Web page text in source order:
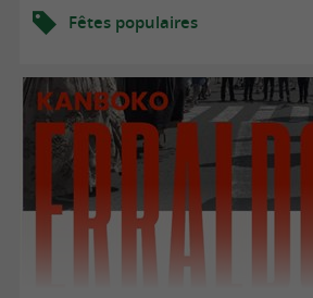
Fêtes populaires